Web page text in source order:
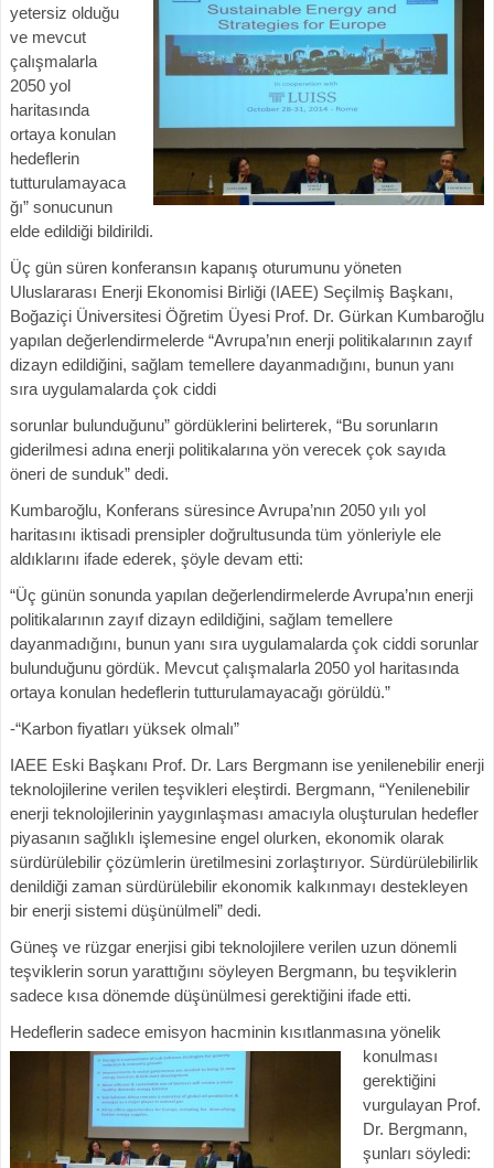
yetersiz olduğu
ve mevcut
çalışmalarla
2050 yol
haritasında
ortaya konulan
hedeflerin
tutturulamayaca
ğı” sonucunun
elde edildiği bildirildi.
Üç gün süren konferansın kapanış oturumunu yöneten
Uluslararası Enerji Ekonomisi Birliği (IAEE) Seçilmiş Başkanı,
Boğaziçi Üniversitesi Öğretim Üyesi Prof. Dr. Gürkan Kumbaroğlu
yapılan değerlendirmelerde “Avrupa’nın enerji politikalarının zayıf
dizayn edildiğini, sağlam temellere dayanmadığını, bunun yanı
sıra uygulamalarda çok ciddi
sorunlar bulunduğunu” gördüklerini belirterek, “Bu sorunların
giderilmesi adına enerji politikalarına yön verecek çok sayıda
öneri de sunduk” dedi.
Kumbaroğlu, Konferans süresince Avrupa’nın 2050 yılı yol
haritasını iktisadi prensipler doğrultusunda tüm yönleriyle ele
aldıklarını ifade ederek, şöyle devam etti:
“Üç günün sonunda yapılan değerlendirmelerde Avrupa’nın enerji
politikalarının zayıf dizayn edildiğini, sağlam temellere
dayanmadığını, bunun yanı sıra uygulamalarda çok ciddi sorunlar
bulunduğunu gördük. Mevcut çalışmalarla 2050 yol haritasında
ortaya konulan hedeflerin tutturulamayacağı görüldü.”
-“Karbon fiyatları yüksek olmalı”
IAEE Eski Başkanı Prof. Dr. Lars Bergmann ise yenilenebilir enerji
teknolojilerine verilen teşvikleri eleştirdi. Bergmann, “Yenilenebilir
enerji teknolojilerinin yaygınlaşması amacıyla oluşturulan hedefler
piyasanın sağlıklı işlemesine engel olurken, ekonomik olarak
sürdürülebilir çözümlerin üretilmesini zorlaştırıyor. Sürdürülebilirlik
denildiği zaman sürdürülebilir ekonomik kalkınmayı destekleyen
bir enerji sistemi düşünülmeli” dedi.
Güneş ve rüzgar enerjisi gibi teknolojilere verilen uzun dönemli
teşviklerin sorun yarattığını söyleyen Bergmann, bu teşviklerin
sadece kısa dönemde düşünülmesi gerektiğini ifade etti.
Hedeflerin sadece emisyon hacminin kısıtlanmasına yönelik
konulması
gerektiğini
vurgulayan Prof.
Dr. Bergmann,
şunları söyledi: